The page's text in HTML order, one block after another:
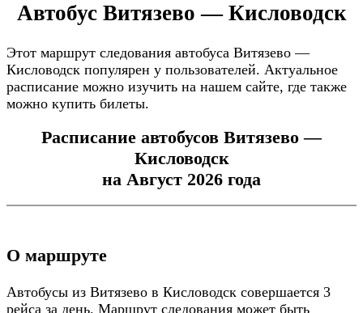
Автобус Витязево — Кисловодск
Этот маршрут следования автобуса Витязево —
Кисловодск популярен у пользователей. Актуальное
расписание можно изучить на нашем сайте, где также
можно купить билеты.
Расписание автобусов Витязево —
Кисловодск
на Август 2026 года
О маршруте
Автобусы из Витязево в Кисловодск совершается 3
рейса за день. Маршрут следования может быть